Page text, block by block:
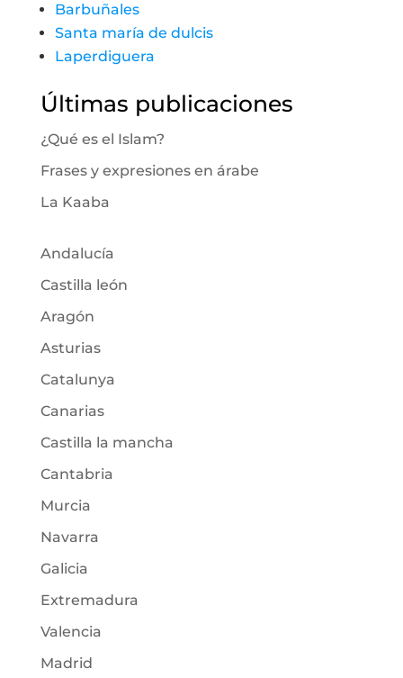
Barbuñales
Santa maría de dulcis
Laperdiguera
Últimas publicaciones
¿Qué es el Islam?
Frases y expresiones en árabe
La Kaaba
Andalucía
Castilla león
Aragón
Asturias
Catalunya
Canarias
Castilla la mancha
Cantabria
Murcia
Navarra
Galicia
Extremadura
Valencia
Madrid